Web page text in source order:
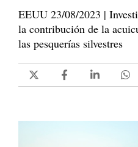
EEUU 23/08/2023 |
la contribución de la
las pesquerías silvestres